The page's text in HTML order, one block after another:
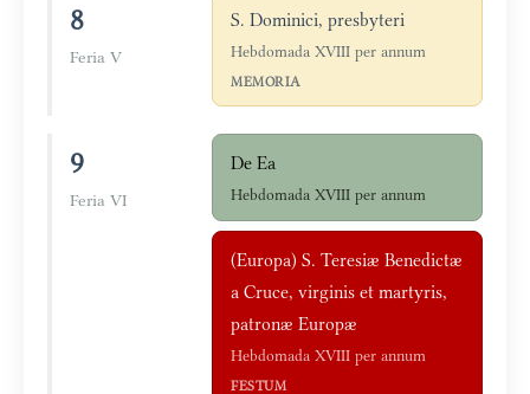
8
Feria V
S. Dominici, presbyteri
Hebdomada XVIII per annum
MEMORIA
9
Feria VI
De Ea
Hebdomada XVIII per annum
(Europa) S. Teresiæ Benedictæ
a Cruce, virginis et martyris,
patronæ Europæ
Hebdomada XVIII per annum
FESTUM